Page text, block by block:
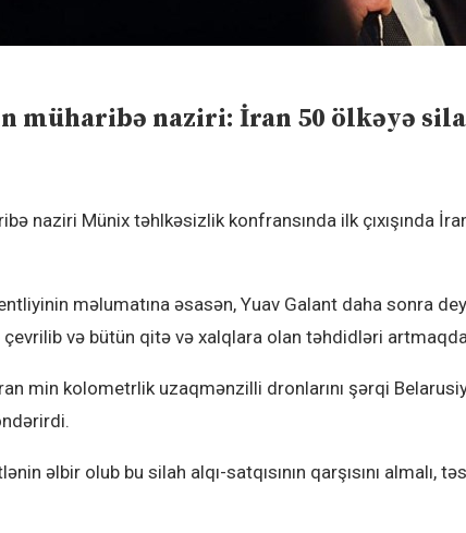
müharibə naziri: İran 50 ölkəyə
naziri Münix təhlkəsizlik konfransında ilk çıxışında
məlumatına əsasən, Yuav Galant daha sonra
və bütün qitə və xalqlara olan təhdidləri
min kolometrlik uzaqmənzilli dronlarını şərqi
əlbir olub bu silah alqı-satqısının qarşısını almalı,